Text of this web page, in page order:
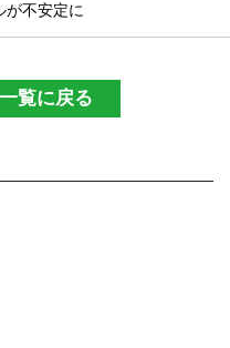
が不安定に
覧に戻る